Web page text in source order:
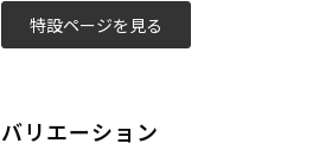
特設ページを見る
バリエーション